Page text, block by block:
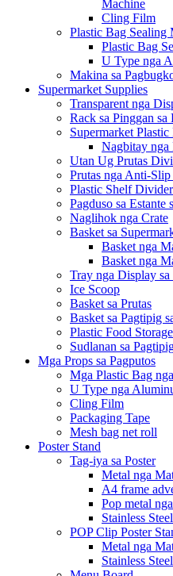
Machine
Cling Film
Plastic Bag Sealing
Plastic Bag
U Type nga
Makina sa
Supermarket Supplies
Transparent nga
Rack sa Pinggan sa
Supermarket
Nagbitay
Utan Ug Prutas
Prutas nga Anti-
Plastic Shelf Divider
Pagduso sa Estante
Naglihok nga Crate
Basket sa
Basket nga
Basket nga
Tray nga Display
Ice Scoop
Basket sa Prutas
Basket sa Pagtipig
Plastic Food
Sudlanan sa
Mga Props sa Pagputos
Mga Plastic Bag
U Type nga
Cling Film
Packaging Tape
Mesh bag net roll
Poster Stand
Tag-iya sa Poster
Metal nga
A4 frame
Pop metal
Stainless
POP Clip Poster
Metal nga
Stainless